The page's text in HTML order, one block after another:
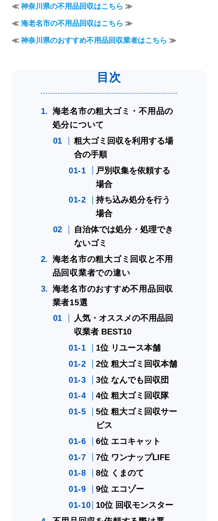
≪ 神奈川県の不用品回収はこちら ≫
≪ 海老名市の不用品回収はこちら ≫
≪ 神奈川県のおすすめ不用品回収業者はこちら ≫
海老名市の粗大ゴミ・不用品の
処分について
粗大ゴミ回収を利用する場
合の手順
戸別収集を依頼する
場合
持ち込み処分を行う
場合
自治体では処分・処理でき
ないゴミ
海老名市の粗大ゴミ回収と不用
品回収業者での違い
海老名市のおすすめ不用品回収
業者15選
人気・オススメの不用品回
収業者 BEST10
1位 リユース本舗
2位 粗大ゴミ回収本舗
3位 なんでも回収団
4位 粗大ゴミ回収隊
5位 粗大ゴミ回収サー
ビス
6位 エコキャット
7位 ワンナップLIFE
8位 くまのて
9位 エコゾー
10位 回収モンスター